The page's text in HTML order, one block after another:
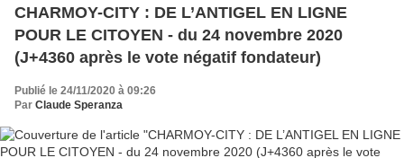
CHARMOY-CITY : DE L’ANTIGEL EN LIGNE
POUR LE CITOYEN - du 24 novembre 2020
(J+4360 après le vote négatif fondateur)
Publié le 24/11/2020 à 09:26
Par Claude Speranza